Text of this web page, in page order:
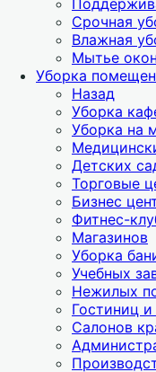
Срочная
Влажная
Мытье
Уборка
Назад
Уборка
Уборка на
Детских
Торговые
Бизнес
Фитнес-
Магазинов
Уборка
Учебных
Нежилых
Гостиниц и
Салонов